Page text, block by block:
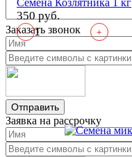
Семена Козлятника 1 кг
350 руб.
- +
Заказать звонок
Отправить
Заявка на рассрочку